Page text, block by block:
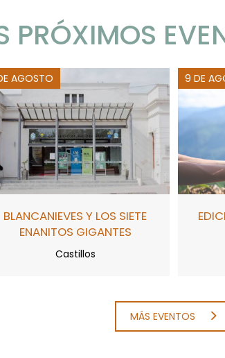
PRÓXIMOS
AGOSTO
BLANCANIEVES Y LOS SIETE
ENANITOS GIGANTES
Castillos
9 DE
MÁS EVENTOS